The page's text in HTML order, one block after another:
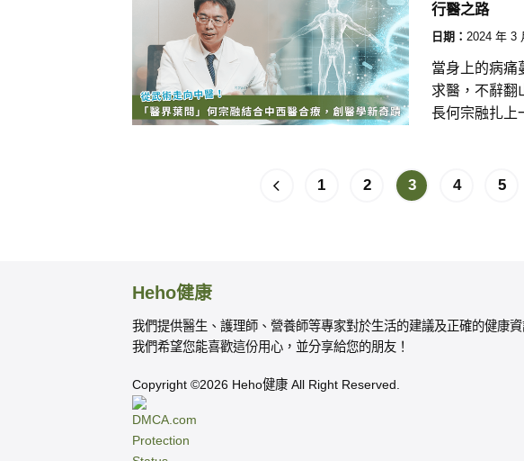
行醫之路
日期： 2024 年 3
當身上的病痛
求醫，不辭翻
長何宗融扎上
1 2 3 4 5
Heho健康
我們提供醫生、護理師、營養師等專家對於生活的建議及正確的健康資
我們希望您能喜歡這份用心，並分享給您的朋友！
Copyright ©2026 Heho健康 All Right Reserved.